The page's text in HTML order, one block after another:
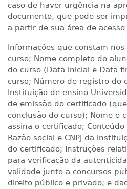
caso de haver urgência na
documento, que pode ser
a partir de sua área de acesso
Informações que constam
curso; Nome completo do
do curso (Data inicial e Data
curso; Número de registro do
Instituição de ensino
de emissão do certificado
conclusão do curso); Nome e
assina o certificado;
Razão social e CNPJ da
do certificado; Instruções
para verificação da
validade junto a concursos
direito público e privado; e